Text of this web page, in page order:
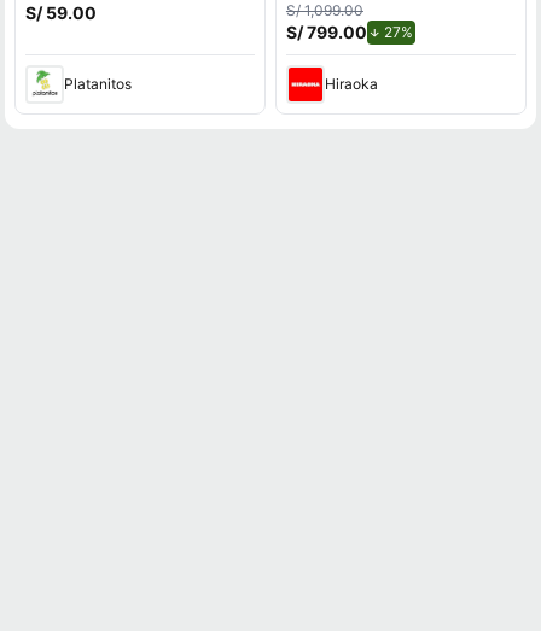
S/ 59.00
Platanitos
S/ 1,099.00
S/ 799.00 27%de descuento.
Hiraoka